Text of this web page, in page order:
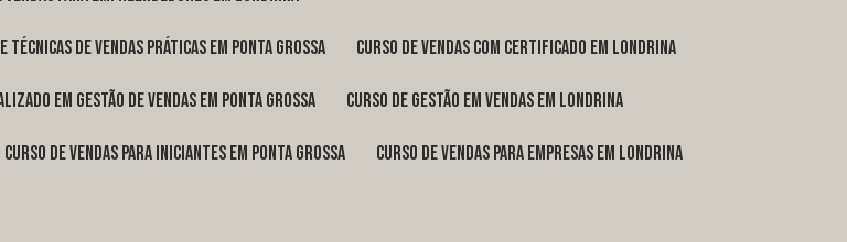
técnicas de vendas práticas em Ponta Grossa curso de vendas com certificado em Londrina
em gestão de vendas em Ponta Grossa curso de gestão em vendas em Londrina
curso de vendas para iniciantes em Ponta Grossa curso de vendas para empresas em Londrina